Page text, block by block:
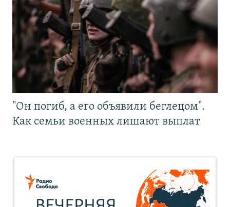
"Он погиб, а его объявили беглецом".
Как семьи военных лишают выплат